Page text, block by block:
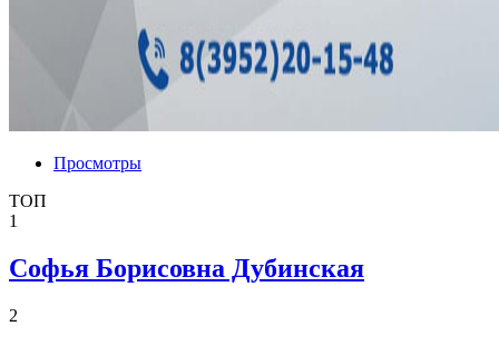
Просмотры
ТОП
1
Софья Борисовна Дубинская
2